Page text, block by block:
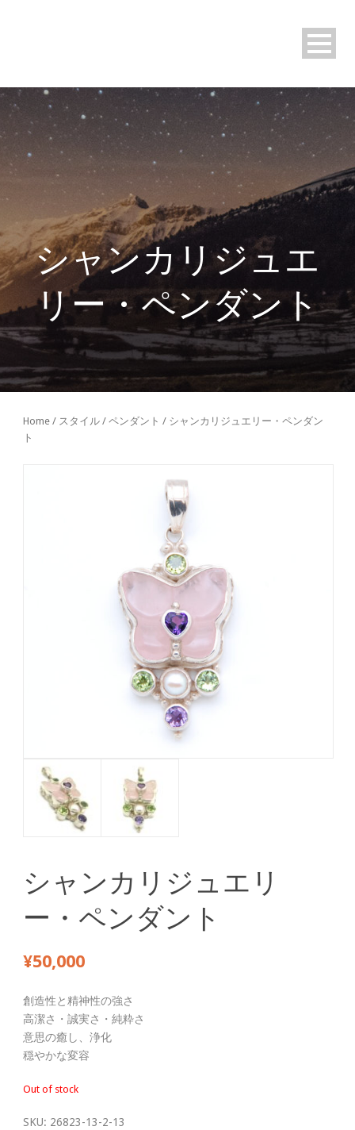
シャンカリジュエ
リー・ペンダント
Home / スタイル / ペンダント / シャンカリジュエリー・ペンダン
ト
シャンカリジュエリ
ー・ペンダント
¥50,000
創造性と精神性の強さ
高潔さ・誠実さ・純粋さ
意思の癒し、浄化
穏やかな変容
Out of stock
SKU: 26823-13-2-13